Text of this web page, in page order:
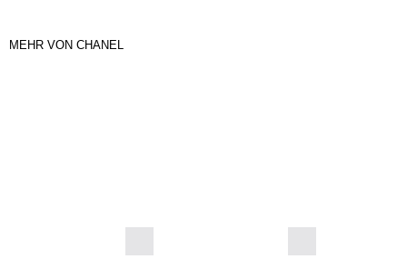
MEHR VON CHANEL